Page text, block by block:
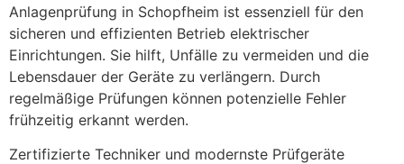
Anlagenprüfung in Schopfheim ist essenziell für den
sicheren und effizienten Betrieb elektrischer
Einrichtungen. Sie hilft, Unfälle zu vermeiden und die
Lebensdauer der Geräte zu verlängern. Durch
regelmäßige Prüfungen können potenzielle Fehler
frühzeitig erkannt werden.
Zertifizierte Techniker und modernste Prüfgeräte